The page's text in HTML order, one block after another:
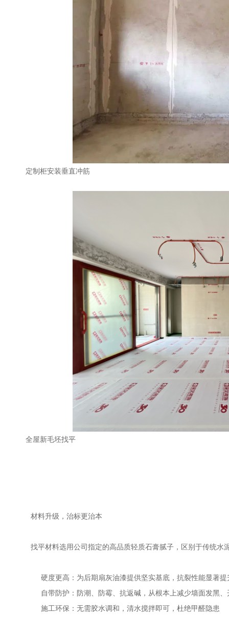
定制柜安装垂直冲筋
全屋新毛坯找平
材料升级，治标更治本
找平材料选用公司指定的高品质轻质石膏腻子，区别于传统水
硬度更高：为后期扇灰油漆提供坚实基底，抗裂性能显著提
自带防护：防潮、防霉、抗返碱，从根本上减少墙面发黑
施工环保：无需胶水调和，清水搅拌即可，杜绝甲醛隐患